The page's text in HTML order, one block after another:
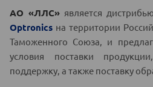
АО «ЛЛС» является
Optronics на территории
Таможенного Союза, и
условия поставки
поддержку, а также поставку